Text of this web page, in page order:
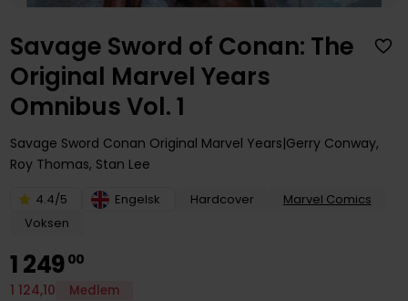
Savage Sword of Conan: The
Original Marvel Years
Omnibus Vol. 1
Savage Sword Conan Original Marvel Years Gerry Conway,
Roy Thomas, Stan Lee
4.4/5 Engelsk Hardcover
Marvel Comics
Voksen
1249 00
1 124,10 Medlem